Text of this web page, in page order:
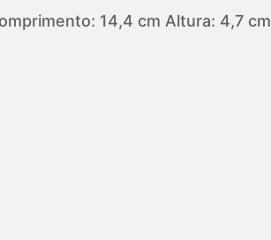
14,4 cm Altura: 4,7 cm